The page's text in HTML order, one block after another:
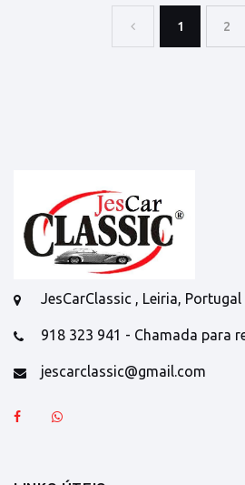
1 2
JesCarClassic , Leiria, Portugal
918 323 941 - Chamada para
jescarclassic@gmail.com